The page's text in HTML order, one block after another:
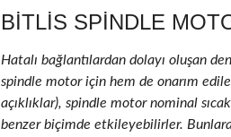
BITLIS SPINDLE
Hatalı bağlantılardan dolayı oluşan
spindle motor için hem de onarım
açıklıklar), spindle motor nominal
benzer biçimde etkileyebilirler.